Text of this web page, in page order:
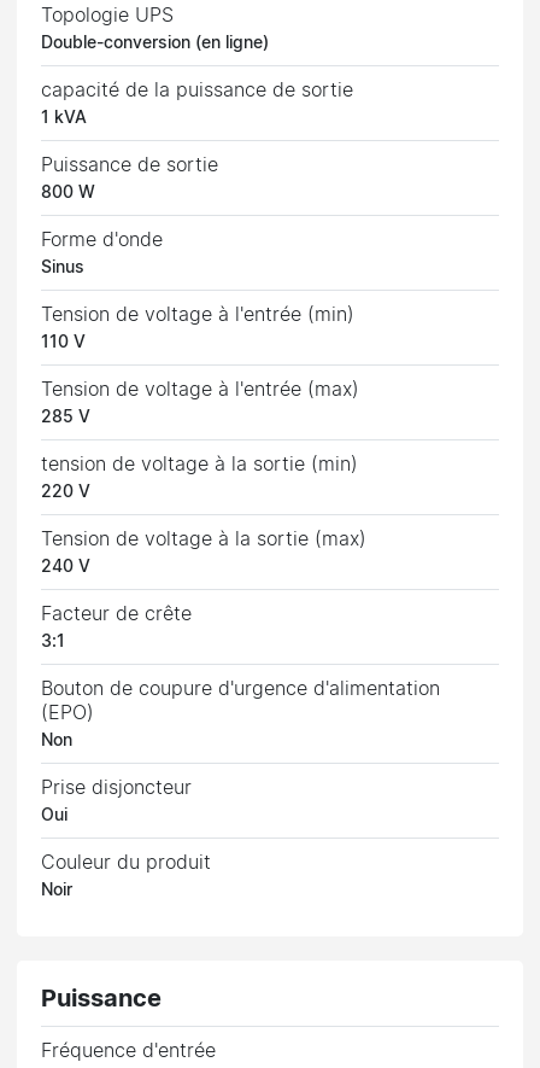
Topologie UPS
Double-conversion (en ligne)
capacité de la puissance de sortie
1 kVA
Puissance de sortie
800 W
Forme d'onde
Sinus
Tension de voltage à l'entrée (min)
110 V
Tension de voltage à l'entrée (max)
285 V
tension de voltage à la sortie (min)
220 V
Tension de voltage à la sortie (max)
240 V
Facteur de crête
3:1
Bouton de coupure d'urgence d'alimentation
(EPO)
Non
Prise disjoncteur
Oui
Couleur du produit
Noir
Puissance
Fréquence d'entrée